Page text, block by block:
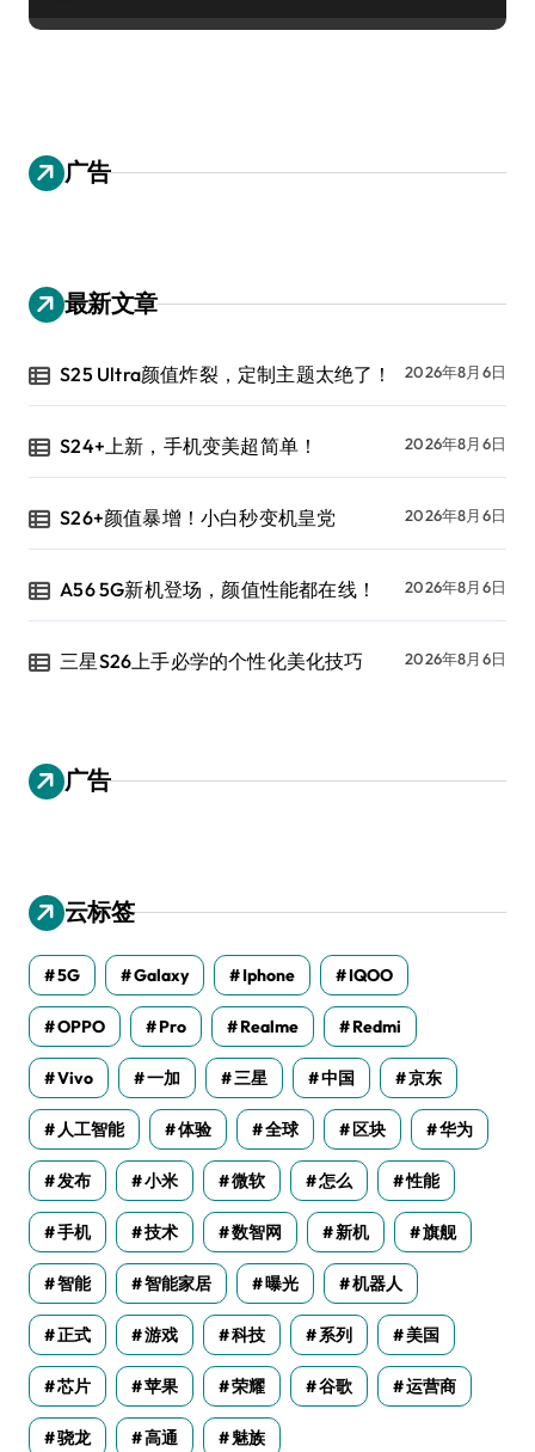
广告
最新文章
S25 Ultra颜值炸裂，定制主题太绝了！ 2026年8月6日
S24+上新，手机变美超简单！ 2026年8月6日
S26+颜值暴增！小白秒变机皇党 2026年8月6日
A56 5G新机登场，颜值性能都在线！ 2026年8月6日
三星S26上手必学的个性化美化技巧 2026年8月6日
广告
云标签
5G Galaxy Iphone IQOO
OPPO Pro Realme Redmi
Vivo 一加 三星 中国 京东
人工智能 体验 全球 区块 华为
发布 小米 微软 怎么 性能
手机 技术 数智网 新机 旗舰
智能 智能家居 曝光 机器人
正式 游戏 科技 系列 美国
芯片 苹果 荣耀 谷歌 运营商
骁龙 高通 魅族